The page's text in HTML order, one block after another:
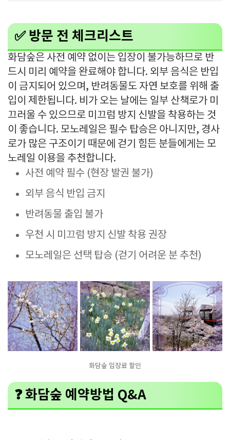
✅ 방문 전 체크리스트
화담숲은 사전 예약 없이는 입장이 불가능하므로 반
드시 미리 예약을 완료해야 합니다. 외부 음식은 반입
이 금지되어 있으며, 반려동물도 자연 보호를 위해 출
입이 제한됩니다. 비가 오는 날에는 일부 산책로가 미
끄러울 수 있으므로 미끄럼 방지 신발을 착용하는 것
이 좋습니다. 모노레일은 필수 탑승은 아니지만, 경사
로가 많은 구조이기 때문에 걷기 힘든 분들에게는 모
노레일 이용을 추천합니다.
사전 예약 필수 (현장 발권 불가)
외부 음식 반입 금지
반려동물 출입 불가
우천 시 미끄럼 방지 신발 착용 권장
모노레일은 선택 탑승 (걷기 어려운 분 추천)
화담숲 입장료 할인
❓ 화담숲 예약방법 Q&A